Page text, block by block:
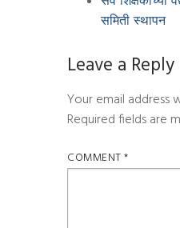
समिती स्थापन
Leave a Reply
Your email address
Required fields are
COMMENT*